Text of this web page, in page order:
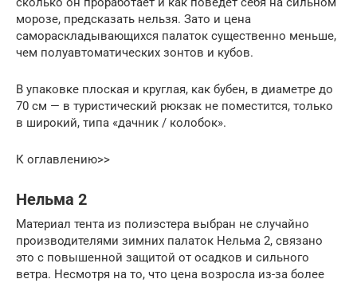
морозе, предсказать нельзя. Зато и цена
самораскладывающихся палаток существенно меньше,
чем полуавтоматических зонтов и кубов.
В упаковке плоская и круглая, как бубен, в диаметре до
70 см — в туристический рюкзак не поместится, только
в широкий, типа «дачник / колобок».
К оглавлению>>
Нельма 2
Материал тента из полиэстера выбран не случайно
производителями зимних палаток Нельма 2, связано
это с повышенной защитой от осадков и сильного
ветра. Несмотря на то, что цена возросла из-за более